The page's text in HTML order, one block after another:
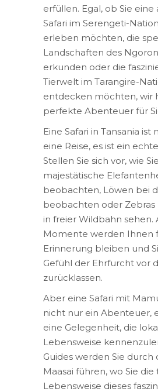
erfüllen. Egal, ob Sie
Safari im Serengeti-
erleben möchten, die
Landschaften des
erkunden oder die
Tierwelt im Tarangire-
entdecken möchten, wir
perfekte Abenteuer für
Eine Safari in Tansania ist
eine Reise, es ist ein
Stellen Sie sich vor, wie Sie
majestätische
beobachten, Löwen bei
beobachten oder Zebras
in freier Wildbahn sehen.
Momente werden Ihnen
Erinnerung bleiben und
Gefühl der Ehrfurcht vor
zurücklassen.
Aber eine Safari mit
nicht nur ein Abenteuer,
eine Gelegenheit, die
Lebensweise
Guides werden Sie
Maasai führen, wo Sie
Lebensweise dieses